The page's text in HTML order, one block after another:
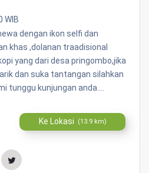
WIB
dengan ikon selfi dan
khas ,dolanan traadisional
yang dari desa pringombo,jika
dan suka tantangan silahkan
tunggu kunjungan anda....
Ke Lokasi (13.9 km)